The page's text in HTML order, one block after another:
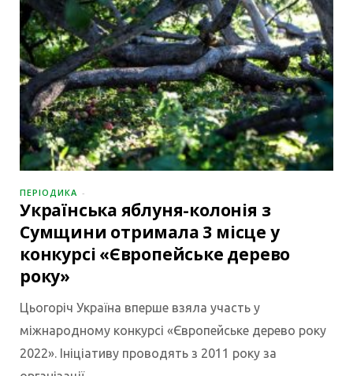
ПЕРІОДИКА
Українська яблуня-колонія з
Сумщини отримала 3 місце у
конкурсі «Європейське дерево
року»
Цьогоріч Україна вперше взяла участь у
міжнародному конкурсі «Європейське дерево року
2022». Ініціативу проводять з 2011 року за